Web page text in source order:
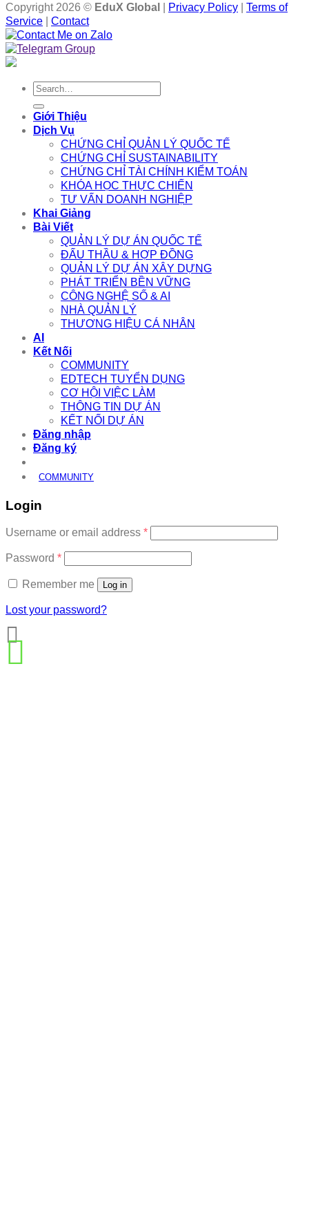
Copyright 2026 © EduX Global Privacy Policy
Terms of
Service
Contact
Search
Giới Thiệu
Dịch Vụ
CHỨNG CHỈ QUẢN LÝ QUỐC TẾ
CHỨNG CHỈ SUSTAINABILITY
CHỨNG CHỈ TÀI CHÍNH KIỂM TOÁN
KHÓA HỌC THỰC CHIẾN
TƯ VẤN DOANH NGHIỆP
Khai Giảng
Bài Viết
QUẢN LÝ DỰ ÁN QUỐC TẾ
ĐẤU THẦU & HỢP ĐỒNG
QUẢN LÝ DỰ ÁN XÂY DỰNG
PHÁT TRIỂN BỀN VỮNG
CÔNG NGHỆ SỐ & AI
NHÀ QUẢN LÝ
THƯƠNG HIỆU CÁ NHÂN
AI
Kết Nối
COMMUNITY
EDTECH TUYỂN DỤNG
CƠ HỘI VIỆC LÀM
THÔNG TIN DỰ ÁN
KẾT NỐI DỰ ÁN
Đăng nhập
Đăng ký
COMMUNITY
Login
Username or email address *Required
Password *Required
Remember me Log in
Lost your password?